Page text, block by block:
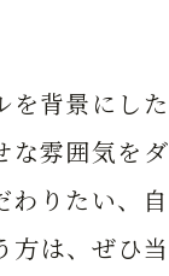
を背景にし
な雰囲気を
わりたい、
方は、ぜひ